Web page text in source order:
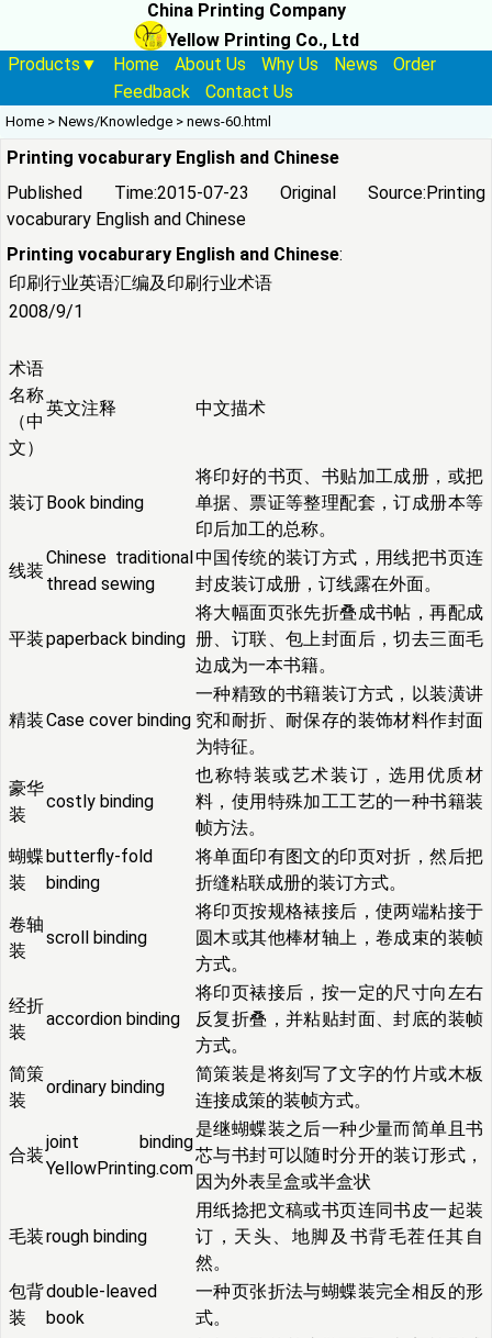
China Printing Company
Yellow Printing Co., Ltd
Products▼
Home About Us Why Us News
Order
Feedback
Contact Us
Home > News/Knowledge > news-60.html
Printing vocaburary English and Chinese
Published Time:2015-07-23 Original Source:Printing
vocaburary English and Chinese
Printing vocaburary English and Chinese:
印刷行业英语汇编及印刷行业术语
2008/9/1
术语
名称
（中
文）
英文注释 中文描术
装订Book binding
将印好的书页、书贴加工成册，或把
单据、票证等整理配套，订成册本等
印后加工的总称。
线装
Chinese traditional
thread sewing
中国传统的装订方式，用线把书页连
封皮装订成册，订线露在外面。
平装paperback binding
将大幅面页张先折叠成书帖，再配成
册、订联、包上封面后，切去三面毛
边成为一本书籍。
精装Case cover binding
一种精致的书籍装订方式，以装潢讲
究和耐折、耐保存的装饰材料作封面
为特征。
豪华
装
costly binding
也称特装或艺术装订，选用优质材
料，使用特殊加工工艺的一种书籍装
帧方法。
蝴蝶
装
butterfly-fold
binding
将单面印有图文的印页对折，然后把
折缝粘联成册的装订方式。
卷轴
装
scroll binding
将印页按规格裱接后，使两端粘接于
圆木或其他棒材轴上，卷成束的装帧
方式。
经折
装
accordion binding
将印页裱接后，按一定的尺寸向左右
反复折叠，并粘贴封面、封底的装帧
方式。
简策
装
ordinary binding
简策装是将刻写了文字的竹片或木板
连接成策的装帧方式。
合装
joint binding
YellowPrinting.com
是继蝴蝶装之后一种少量而简单且书
芯与书封可以随时分开的装订形式，
因为外表呈盒或半盒状
毛装rough binding
用纸捻把文稿或书页连同书皮一起装
订，天头、地脚及书背毛茬任其自
然。
包背
装
double-leaved
book
一种页张折法与蝴蝶装完全相反的形
式。